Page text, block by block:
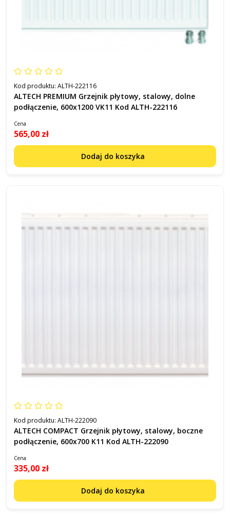
Kod produktu: ALTH-222116
ALTECH PREMIUM Grzejnik płytowy, stalowy, dolne
podłączenie, 600x1200 VK11 Kod ALTH-222116
Cena
565,00 zł
Dodaj do koszyka
Kod produktu: ALTH-222090
ALTECH COMPACT Grzejnik płytowy, stalowy, boczne
podłączenie, 600x700 K11 Kod ALTH-222090
Cena
335,00 zł
Dodaj do koszyka